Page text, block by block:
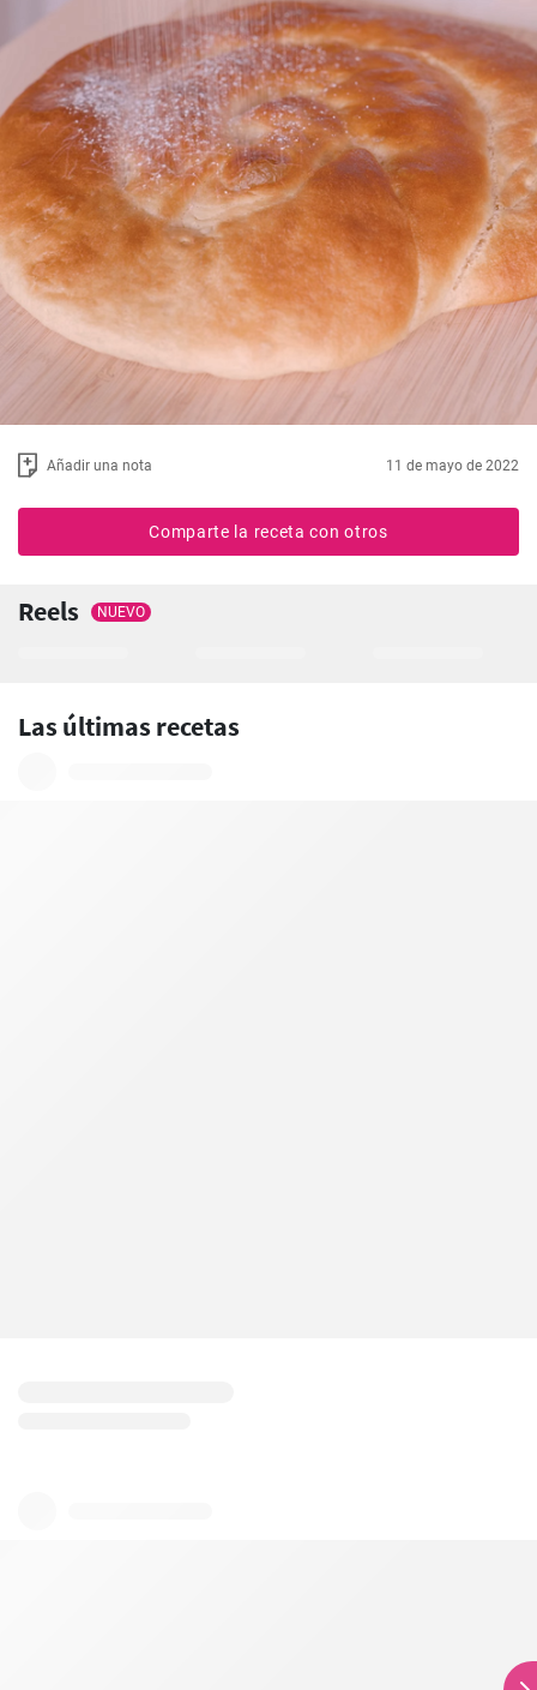
Añadir una nota 11 de mayo de 2022
Comparte la receta con otros
Reels NUEVO
Las últimas recetas